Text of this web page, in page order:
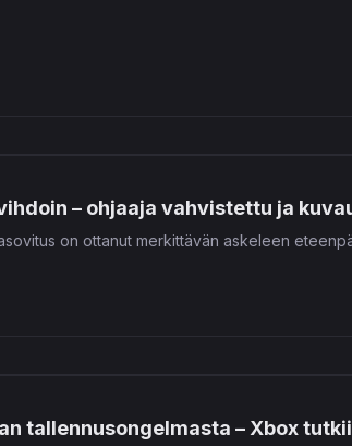
– ohjaaja vahvistettu ja
on ottanut merkittävän askeleen
tallennusongelmasta – Xbox